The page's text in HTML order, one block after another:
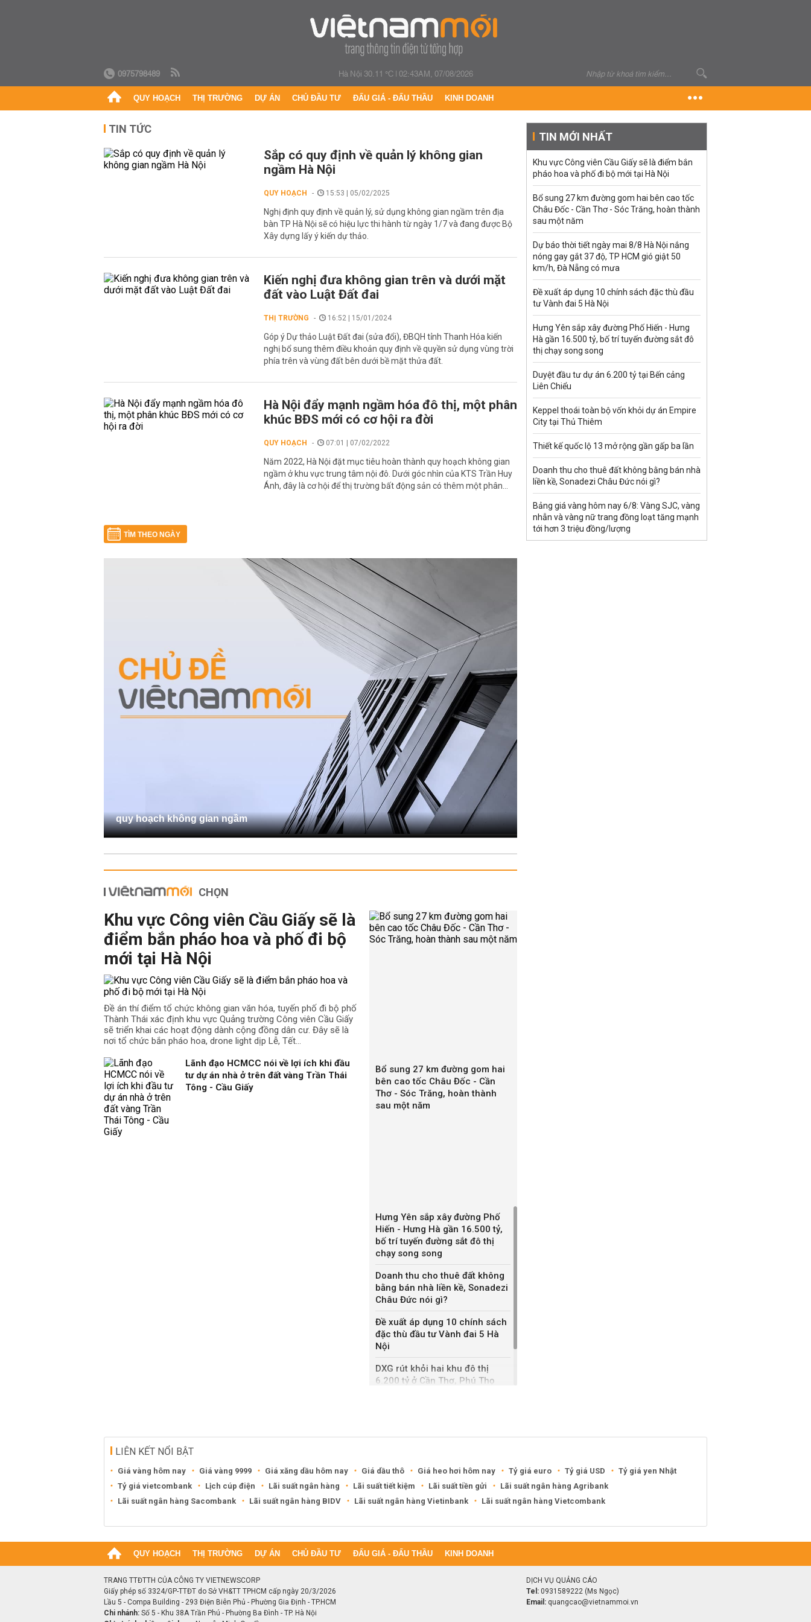
0975798489 Hà Nội 30.11 °C|02:43AM, 07/08/2026
QUY HOẠCH THỊ TRƯỜNG DỰ ÁN CHỦ ĐẦU TƯ ĐẤU GIÁ - ĐẤU THẦU KINH DOANH
TIN TỨC
Sắp có quy định về quản lý không gian
ngầm Hà Nội
QUY HOẠCH 15:53 | 05/02/2025
Nghị định quy định về quản lý, sử dụng không gian ngầm trên địa
bàn TP Hà Nội sẽ có hiệu lực thi hành từ ngày 1/7 và đang được Bộ
Xây dựng lấy ý kiến dự thảo.
Kiến nghị đưa không gian trên và dưới mặt
đất vào Luật Đất đai
THỊ TRƯỜNG 16:52 | 15/01/2024
Góp ý Dự thảo Luật Đất đai (sửa đổi), ĐBQH tỉnh Thanh Hóa kiến
nghị bổ sung thêm điều khoản quy định về quyền sử dụng vùng trời
phía trên và vùng đất bên dưới bề mặt thửa đất.
Hà Nội đẩy mạnh ngầm hóa đô thị, một phân
khúc BĐS mới có cơ hội ra đời
QUY HOẠCH 07:01 | 07/02/2022
Năm 2022, Hà Nội đặt mục tiêu hoàn thành quy hoạch không gian
ngầm ở khu vực trung tâm nội đô. Dưới góc nhìn của KTS Trần Huy
Ánh, đây là cơ hội để thị trường bất động sản có thêm một phân...
TÌM THEO NGÀY
quy hoạch không gian ngầm
CHỌN
Khu vực Công viên Cầu Giấy sẽ là
điểm bắn pháo hoa và phố đi bộ
mới tại Hà Nội
Đề án thí điểm tổ chức không gian văn hóa, tuyến phố đi bộ phố
Thành Thái xác định khu vực Quảng trường Công viên Cầu Giấy
sẽ triển khai các hoạt động dành cộng đồng dân cư. Đây sẽ là
nơi tổ chức bắn pháo hoa, drone light dịp Lễ, Tết...
Lãnh đạo HCMCC nói về lợi ích khi đầu
tư dự án nhà ở trên đất vàng Trần Thái
Tông - Cầu Giấy
Bổ sung 27 km đường gom hai
bên cao tốc Châu Đốc - Cần
Thơ - Sóc Trăng, hoàn thành
sau một năm
Hưng Yên sắp xây đường Phố
Hiến - Hưng Hà gần 16.500 tỷ,
bố trí tuyến đường sắt đô thị
chạy song song
Doanh thu cho thuê đất không
bằng bán nhà liền kề, Sonadezi
Châu Đức nói gì?
Đề xuất áp dụng 10 chính sách
đặc thù đầu tư Vành đai 5 Hà
Nội
DXG rút khỏi hai khu đô thị
6.200 tỷ ở Cần Thơ, Phú Thọ
TIN MỚI NHẤT
Khu vực Công viên Cầu Giấy sẽ là điểm bắn
pháo hoa và phố đi bộ mới tại Hà Nội
Bổ sung 27 km đường gom hai bên cao tốc
Châu Đốc - Cần Thơ - Sóc Trăng, hoàn thành
sau một năm
Dự báo thời tiết ngày mai 8/8 Hà Nội nắng
nóng gay gắt 37 độ, TP HCM gió giật 50
km/h, Đà Nẵng có mưa
Đề xuất áp dụng 10 chính sách đặc thù đầu
tư Vành đai 5 Hà Nội
Hưng Yên sắp xây đường Phố Hiến - Hưng
Hà gần 16.500 tỷ, bố trí tuyến đường sắt đô
thị chạy song song
Duyệt đầu tư dự án 6.200 tỷ tại Bến cảng
Liên Chiểu
Keppel thoái toàn bộ vốn khỏi dự án Empire
City tại Thủ Thiêm
Thiết kế quốc lộ 13 mở rộng gần gấp ba lần
Doanh thu cho thuê đất không bằng bán nhà
liền kề, Sonadezi Châu Đức nói gì?
Bảng giá vàng hôm nay 6/8: Vàng SJC, vàng
nhẫn và vàng nữ trang đồng loạt tăng mạnh
tới hơn 3 triệu đồng/lượng
LIÊN KẾT NỔI BẬT
Giá vàng hôm nay Giá vàng 9999 Giá xăng dầu hôm nay Giá dầu thô Giá heo hơi hôm nay Tỷ giá euro Tỷ giá USD
Tỷ giá yen Nhật
Tỷ giá vietcombank
Lịch cúp điện Lãi suất ngân hàng Lãi suất tiết kiệm Lãi suất tiền gửi
Lãi suất ngân hàng Agribank
Lãi suất ngân hàng Sacombank
Lãi suất ngân hàng BIDV Lãi suất ngân hàng Vietinbank Lãi suất ngân hàng Vietcombank
QUY HOẠCH THỊ TRƯỜNG DỰ ÁN CHỦ ĐẦU TƯ ĐẤU GIÁ - ĐẤU THẦU KINH DOANH
TRANG TTĐTTH CỦA CÔNG TY VIETNEWSCORP
Giấy phép số 3324/GP-TTĐT do Sở VH&TT TPHCM cấp ngày 20/3/2026
Lầu 5 - Compa Building - 293 Điện Biên Phủ - Phường Gia Định - TP.HCM
Chi nhánh: Số 5 - Khu 38A Trần Phú - Phường Ba Đình - TP. Hà Nội
DỊCH VỤ QUẢNG CÁO
Tel: 0931589222 (Ms Ngọc)
Email: quangcao@vietnammoi.vn